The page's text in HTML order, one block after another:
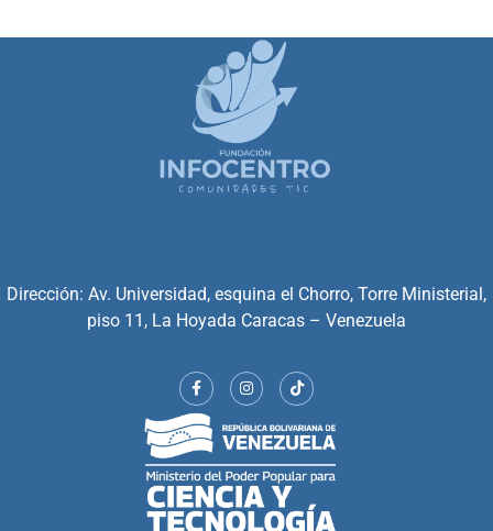
Dirección: Av. Universidad, esquina el Chorro, Torre Ministerial,
piso 11, La Hoyada Caracas – Venezuela